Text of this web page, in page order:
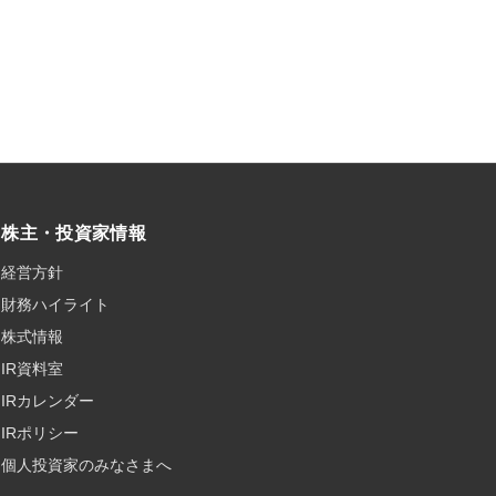
株主・投資家情報
経営方針
財務ハイライト
株式情報
IR資料室
IRカレンダー
IRポリシー
個人投資家のみなさまへ